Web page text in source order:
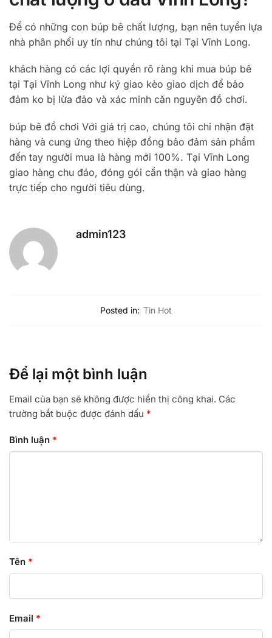
Để có những con búp bê chất lượng, bạn nên tuyển lựa
nhà phân phối uy tín như chúng tôi tại Tại Vĩnh Long.
khách hàng có các lợi quyền rõ ràng khi mua búp bê
tại Tại Vĩnh Long như ký giao kèo giao dịch để bảo
đảm ko bị lừa đảo và xác minh căn nguyên đồ chơi.
búp bê đồ chơi Với giá trị cao, chúng tôi chỉ nhận đặt
hàng và cung ứng theo hiệp đồng bảo đảm sản phẩm
đến tay người mua là hàng mới 100%. Tại Vĩnh Long
giao hàng chu đáo, đóng gói cẩn thận và giao hàng
trực tiếp cho người tiêu dùng.
admin123
Posted in: Tin Hot
Để lại một bình luận
Email của bạn sẽ không được hiển thị công khai. Các
trường bắt buộc được đánh dấu *
Bình luận *
Tên *
Email *